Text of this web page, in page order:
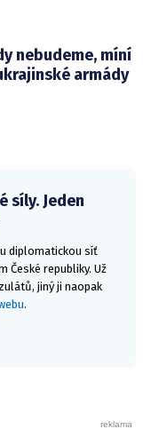
nebudeme, míní
armády
síly. Jeden
diplomatickou síť
České republiky. Už
jiný ji naopak
.